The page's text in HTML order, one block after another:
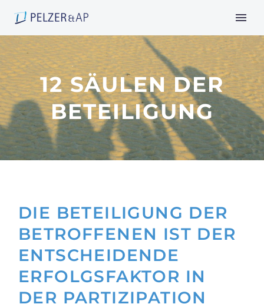
12 SÄULEN DER
BETEILIGUNG
DIE BETEILIGUNG DER
BETROFFENEN IST DER
ENTSCHEIDENDE
ERFOLGSFAKTOR IN
DER PARTIZIPATION